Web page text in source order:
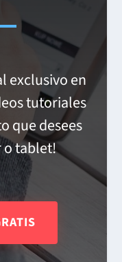
exclusivo en
tutoriales
que desees
o tablet!